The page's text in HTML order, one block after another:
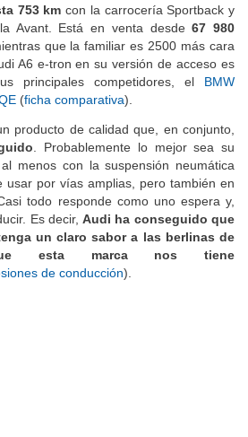
753 km con la carrocería Sportback y
Avant. Está en venta desde67 980
que la familiar es 2500 más cara
A6 e-tron en su versión de acceso es
principales competidores, el BMW
(ficha comparativa).
producto de calidad que, en conjunto,
. Probablemente lo mejor sea su
menos con la suspensión neumática
usar por vías amplias, pero también en
todo responde como uno espera y,
Es decir,Audi ha conseguido que
un claro sabor a las berlinas de
esta marca nos tiene
de conducción).